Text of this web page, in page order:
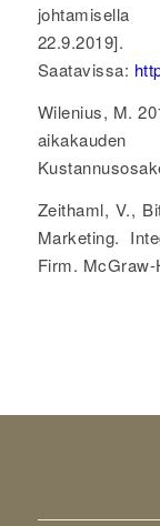
johtamisella
22.9.2019].
Saatavissa:
Wilenius, M.
Zeithaml, V.,
Marketing.
Firm.